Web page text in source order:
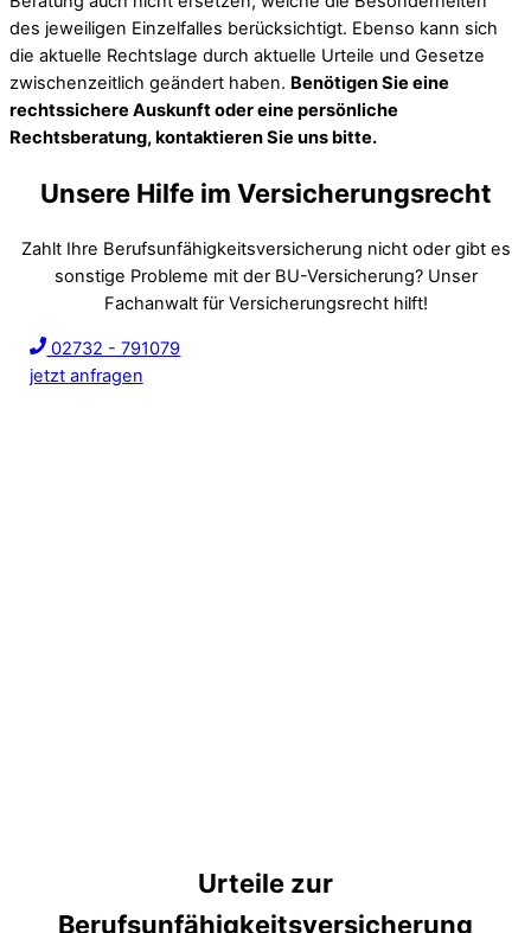
des jeweiligen Einzelfalles berücksichtigt. Ebenso kann sich
die aktuelle Rechtslage durch aktuelle Urteile und Gesetze
zwischenzeitlich geändert haben. Benötigen Sie eine
rechtssichere Auskunft oder eine persönliche
Rechtsberatung, kontaktieren Sie uns bitte.
Unsere Hilfe im Versicherungsrecht
Zahlt Ihre Berufsunfähigkeitsversicherung nicht oder gibt es
sonstige Probleme mit der BU-Versicherung? Unser
Fachanwalt für Versicherungsrecht hilft!
02732 - 791079
jetzt anfragen
Urteile zur
Berufsunfähigkeitsversicherung